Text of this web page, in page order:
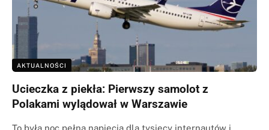
AKTUALNOŚCI
Ucieczka z piekła: Pierwszy samolot z
Polakami wylądował w Warszawie